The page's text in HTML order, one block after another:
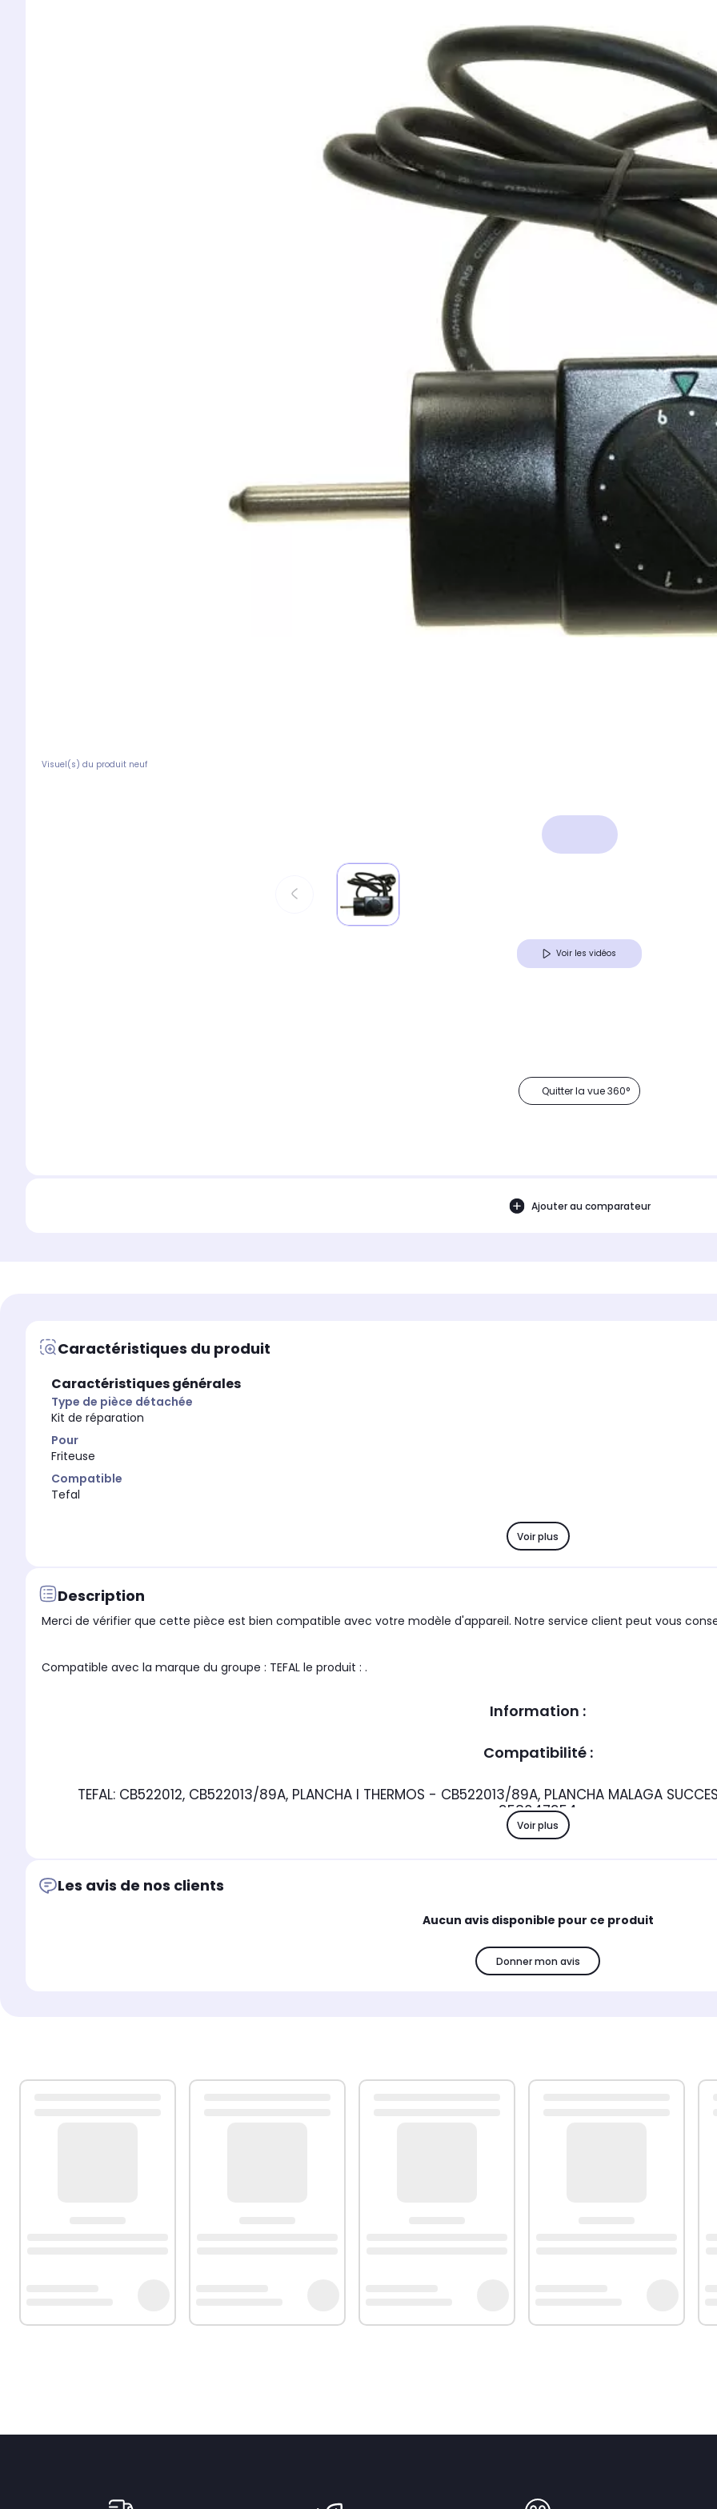
Visuel(s) du produit neuf
Voir les vidéos
Quitter la vue 360°
Ajouter au comparateur
Caractéristiques du produit
Caractéristiques générales
Type de pièce détachée
Kit de réparation
Pour
Friteuse
Compatible
Tefal
Voir plus
Description
Merci de vérifier que cette pièce est bien compatible avec votre modèle d'appareil. Notre service client peut vous
Compatible avec la marque du groupe : TEFAL le produit : .
Information :
Compatibilité :
TEFAL: CB522012, CB522013/89A, PLANCHA I THERMOS - CB522013/89A, PLANCHA MALAGA
958047954
Voir plus
Les avis de nos clients
Aucun avis disponible pour ce produit
Donner mon avis